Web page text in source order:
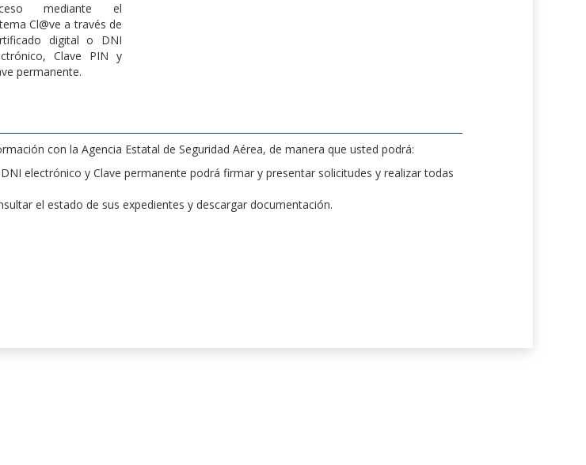
mediante el
Cl@ve a través de
digital o DNI
Clave PIN y
permanente.
con la Agencia Estatal de Seguridad Aérea, de manera que usted podrá:
electrónico y Clave permanente podrá firmar y presentar solicitudes y realizar todas
el estado de sus expedientes y descargar documentación.